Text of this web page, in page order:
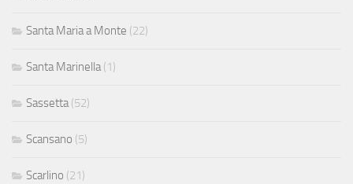
Santa Maria a Monte (22)
Santa Marinella(1)
Sassetta(52)
Scansano (5)
Scarlino (21)